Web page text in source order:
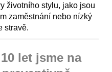
životního stylu, jako jsou
zaměstnání nebo nízký
stravě.
let jsme na